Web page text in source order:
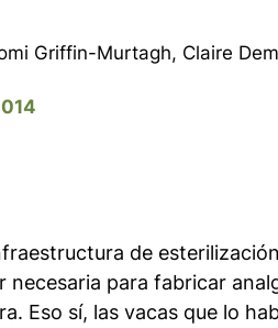
Griffin-Murtagh, Claire
de
necesaria para fabricar
Eso sí, las vacas que lo